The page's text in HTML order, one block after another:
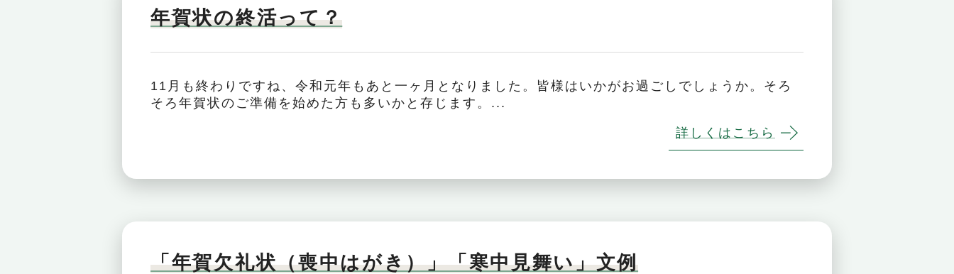
年賀状の終活って？
11月も終わりですね、令和元年もあと一ヶ月となりました。皆様はいかがお過ごしでしょうか。そろ
そろ年賀状のご準備を始めた方も多いかと存じます。...
詳しくはこちら
「年賀欠礼状（喪中はがき）」「寒中見舞い」文例